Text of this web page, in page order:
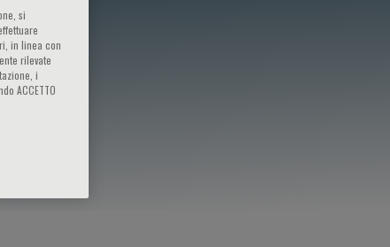
si
in linea con
rilevate
i
ACCETTO